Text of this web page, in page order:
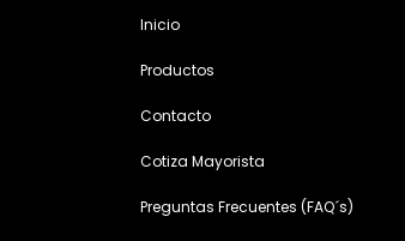
Inicio
Productos
Contacto
Cotiza Mayorista
Preguntas Frecuentes (FAQ´s)